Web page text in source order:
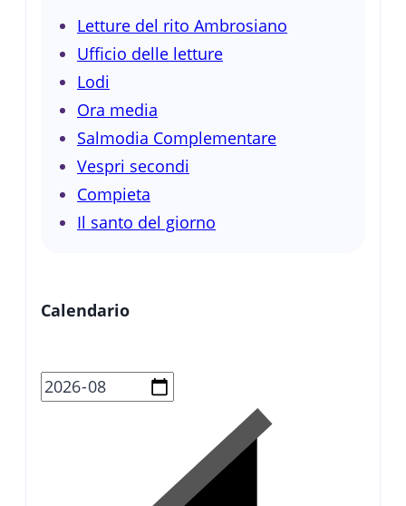
Letture del rito Ambrosiano
Ufficio delle letture
Lodi
Ora media
Salmodia Complementare
Vespri secondi
Compieta
Il santo del giorno
Calendario